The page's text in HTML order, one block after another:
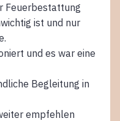
Feuerbestattung
ist und nur
und es war eine
Begleitung in
empfehlen